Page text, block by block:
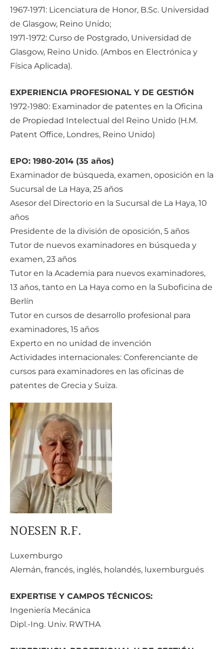
1967-1971: Licenciatura de Honor, B.Sc. Universidad
de Glasgow, Reino Unido;
1971-1972: Curso de Postgrado, Universidad de
Glasgow, Reino Unido. (Ambos en Electrónica y
Física Aplicada).
EXPERIENCIA PROFESIONAL Y DE GESTIÓN
1972-1980: Examinador de patentes en la Oficina
de Propiedad Intelectual del Reino Unido (H.M.
Patent Office, Londres, Reino Unido)
EPO: 1980-2014 (35 años)
Examinador de búsqueda, examen, oposición en la
Sucursal de La Haya, 25 años
Asesor del Directorio en la Sucursal de La Haya, 10
años
Presidente de la división de oposición, 5 años
Tutor de nuevos examinadores en búsqueda y
examen, 23 años
Tutor en la Academia para nuevos examinadores,
13 años, tanto en La Haya como en la Suboficina de
Berlín
Tutor en cursos de desarrollo profesional para
examinadores, 15 años
Experto en no unidad de invención
Actividades internacionales: Conferenciante de
cursos para examinadores en las oficinas de
patentes de Grecia y Suiza.
NOESEN R.F.
Luxemburgo
Alemán, francés, inglés, holandés, luxemburgués
EXPERTISE Y CAMPOS TÉCNICOS:
Ingeniería Mecánica
Dipl.-Ing. Univ. RWTHA